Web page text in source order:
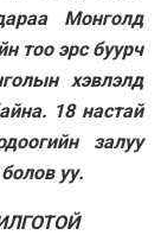
Монголд
тоо эрс буурч
хэвлэлд
18 настай
залуу
уу.